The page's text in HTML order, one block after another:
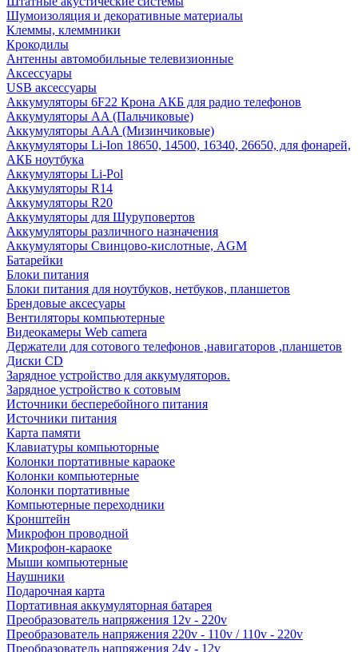
Шумоизоляция и декоративные материалы
Клеммы, клеммники
Крокодилы
Антенны автомобильные телевизионные
Аксессуары
USB аксессуары
Аккумуляторы 6F22 Крона АКБ для радио телефонов
Аккумуляторы AA (Пальчиковые)
Аккумуляторы AAA (Мизинчиковые)
Аккумуляторы Li-Ion 18650, 14500, 16340, 26650, для фонарей,
АКБ ноутбука
Аккумуляторы Li-Pol
Аккумуляторы R14
Аккумуляторы R20
Аккумуляторы для Шуруповертов
Аккумуляторы различного назначения
Аккумуляторы Свинцово-кислотные, AGM
Батарейки
Блоки питания
Блоки питания для ноутбуков, нетбуков, планшетов
Брендовые аксесуары
Вентиляторы компьютерные
Видеокамеры Web camera
Держатели для сотового телефонов ,навигаторов ,планшетов
Диски CD
Зарядное устройство для аккумуляторов.
Зарядное устройство к сотовым
Источники бесперебойного питания
Источники питания
Карта памяти
Клавиатуры компьюторные
Колонки портативные караоке
Колонки компьютерные
Колонки портативные
Компьютерные переходники
Кронштейн
Микрофон проводной
Микрофон-караоке
Мыши компьютерные
Наушники
Подарочная карта
Портативная аккумуляторная батарея
Преобразователь напряжения 12v - 220v
Преобразователь напряжения 220v - 110v / 110v - 220v
Преобразователь напряжения 24v - 12v